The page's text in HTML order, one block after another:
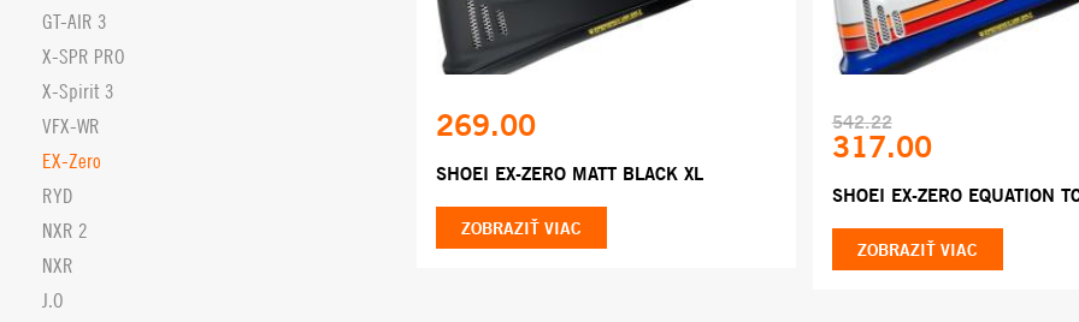
GT-AIR 3
X-SPR PRO
X-Spirit 3
VFX-WR
EX-Zero
RYD
NXR 2
NXR
J.O
269.00
SHOEI EX-ZERO MATT BLACK XL
ZOBRAZIŤ VIAC
542.22
317.00
SHOEI EX-ZERO EQUATION
ZOBRAZIŤ VIAC